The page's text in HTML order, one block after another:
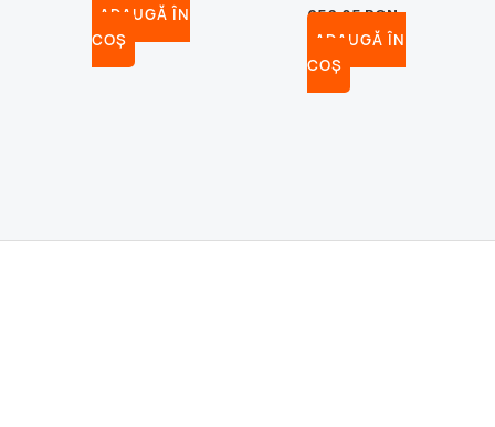
ADAUGĂ ÎN
COȘ
656.05RON
ADAUGĂ ÎN
COȘ